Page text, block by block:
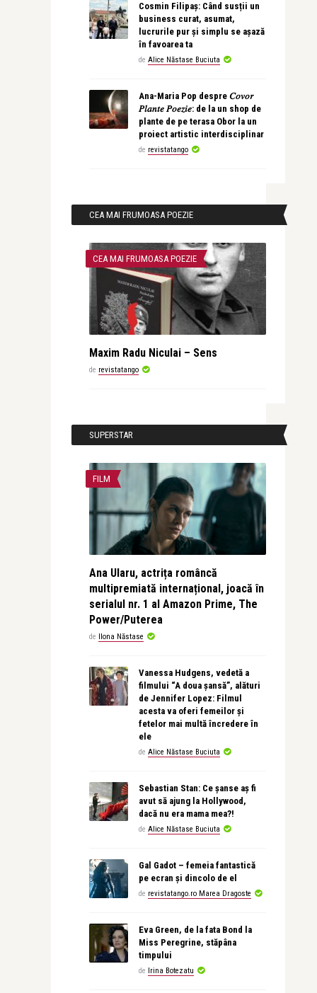
Cosmin Filipaș: Când susții un
business curat, asumat,
lucrurile pur și simplu se așază
în favoarea ta
de Alice Năstase Buciuta
Ana-Maria Pop despre 𝐶𝑜𝑣𝑜𝑟
𝑃𝑙𝑎𝑛𝑡𝑒 𝑃𝑜𝑒𝑧𝑖𝑒: de la un shop de
plante de pe terasa Obor la un
proiect artistic interdisciplinar
de revistatango
CEA MAI FRUMOASA POEZIE
CEA MAI FRUMOASA POEZIE
Maxim Radu Niculai – Sens
de revistatango
SUPERSTAR
FILM
Ana Ularu, actrița româncă
multipremiată internațional, joacă în
serialul nr. 1 al Amazon Prime, The
Power/Puterea
de Ilona Năstase
Vanessa Hudgens, vedetă a
filmului “A doua șansă”, alături
de Jennifer Lopez: Filmul
acesta va oferi femeilor și
fetelor mai multă încredere în
ele
de Alice Năstase Buciuta
Sebastian Stan: Ce șanse aș fi
avut să ajung la Hollywood,
dacă nu era mama mea?!
de Alice Năstase Buciuta
Gal Gadot – femeia fantastică
pe ecran și dincolo de el
de revistatango.ro Marea Dragoste
Eva Green, de la fata Bond la
Miss Peregrine, stăpâna
timpului
de Irina Botezatu